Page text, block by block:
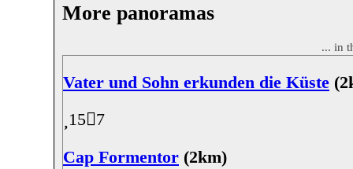
More panoramas
... in
Vater und Sohn erkunden die Küste
15 7
Cap Formentor (2km)